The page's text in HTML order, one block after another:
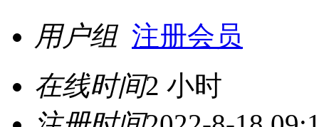
用户组 注册会员
在线时间2 小时